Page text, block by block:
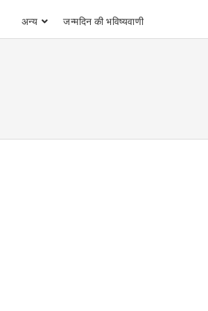
अन्य जन्मदिन की भविष्यवाणी